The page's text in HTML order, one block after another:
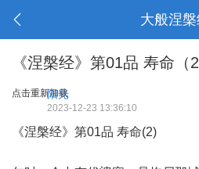
大般涅
《涅槃经》第01品 寿命（2
点击重新加载
阳光
2023-12-23 13:36:10
《涅槃经》第01品 寿命(2)